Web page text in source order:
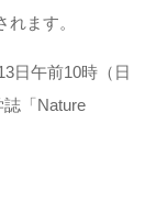
ます。
日午前10時（日
「Nature